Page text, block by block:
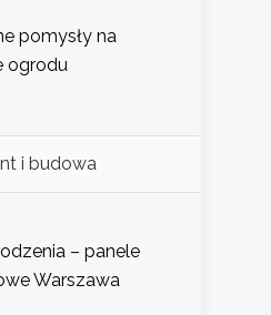
pomysły na
ogrodu
i budowa
– panele
Warszawa